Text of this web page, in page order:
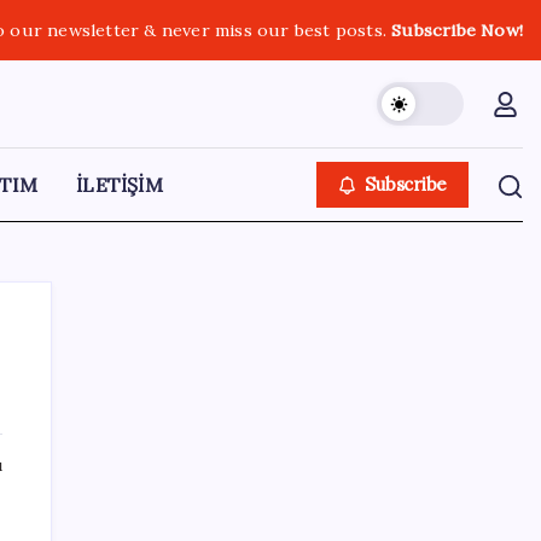
our newsletter & never miss our best posts.Subscribe Now!
İLETİŞİM Subscribe